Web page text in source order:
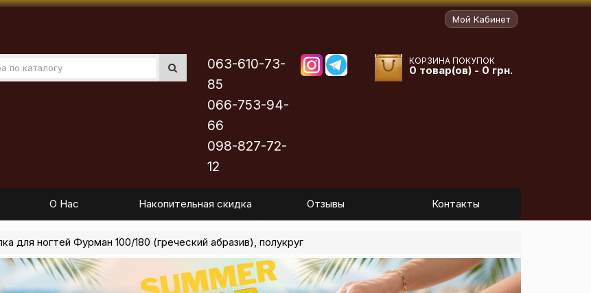
Мой Кабинет
063-610-73-
85
066-753-94-
66
098-827-72-
12
КОРЗИНА ПОКУПОК
0 товар(ов) - 0 грн.
О Нас Накопительная скидка Отзывы Контакты
для ногтей Фурман 100/180 (греческий абразив), полукруг